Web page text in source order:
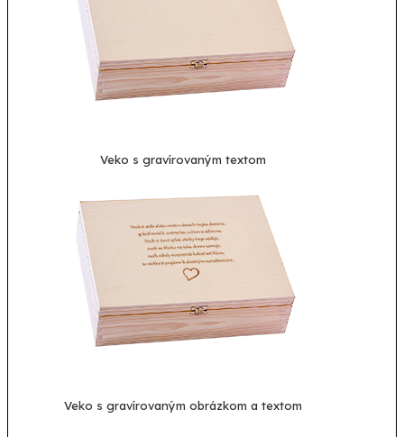
Veko s gravírovaným textom
Veko s gravírovaným obrázkom a textom